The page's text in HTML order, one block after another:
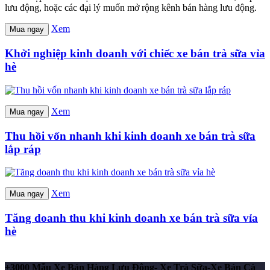
lưu động, hoặc các đại lý muốn mở rộng kênh bán hàng lưu động.
Mua ngay Xem
Khởi nghiệp kinh doanh với chiếc xe bán trà sữa vỉa
hè
Mua ngay Xem
Thu hồi vốn nhanh khi kinh doanh xe bán trà sữa
lắp ráp
Mua ngay Xem
Tăng doanh thu khi kinh doanh xe bán trà sữa vỉa
hè
+3000 Mẫu Xe Bán Hàng Lưu Động- Xe Trà Sữa-Xe Bán Cà